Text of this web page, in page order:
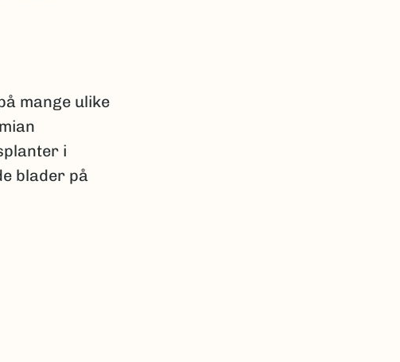
mange ulike
i
blader på